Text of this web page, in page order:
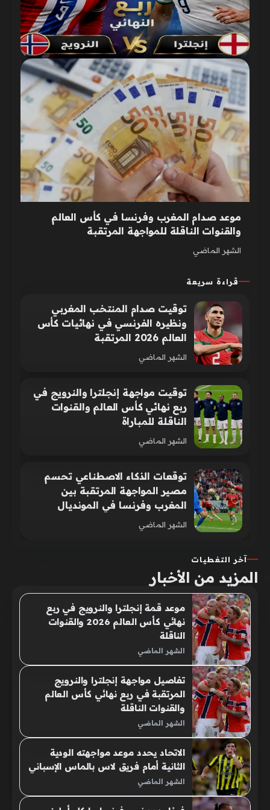
موعد صدام المغرب وفرنسا في كأس العالم
والقنوات الناقلة للمواجهة المرتقبة
الشهر الماضي
قراءة سريعة
توقيت صدام المنتخب المغربي
ونظيره الفرنسي في نهائيات كأس
العالم 2026 المرتقبة
الشهر الماضي
توقيت مواجهة إنجلترا والنرويج في
ربع نهائي كأس العالم والقنوات
الناقلة للمباراة
الشهر الماضي
توقعات الذكاء الاصطناعي تحسم
مصير المواجهة المرتقبة بين
المغرب وفرنسا في المونديال
الشهر الماضي
آخر التغطيات
المزيد من الأخبار
موعد قمة إنجلترا والنرويج في ربع
نهائي كأس العالم 2026 والقنوات
الناقلة
الشهر الماضي
تفاصيل مواجهة إنجلترا والنرويج
المرتقبة في ربع نهائي كأس العالم
والقنوات الناقلة
الشهر الماضي
الاتحاد يحدد موعد مواجهته الودية
الثانية أمام فريق لاس بالماس الإسباني
الشهر الماضي